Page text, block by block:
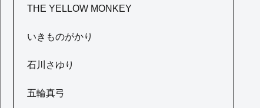
THE YELLOW MONKEY
いきものがかり
石川さゆり
五輪真弓